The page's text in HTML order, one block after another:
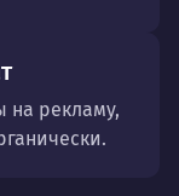
на рекламу,